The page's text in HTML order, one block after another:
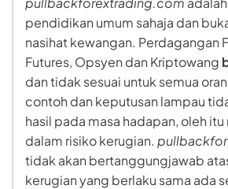
pendidikan umum sahaja dan
nasihat kewangan. Perdagangan
Futures, Opsyen dan Kriptowang
dan tidak sesuai untuk semua
contoh dan keputusan lampau
hasil pada masa hadapan, oleh
dalam risiko kerugian.
tidak akan bertanggungjawab
kerugian yang berlaku sama ada